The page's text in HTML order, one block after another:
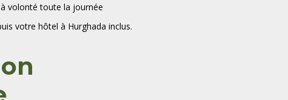
volonté toute la journée
votre hôtel à Hurghada inclus.